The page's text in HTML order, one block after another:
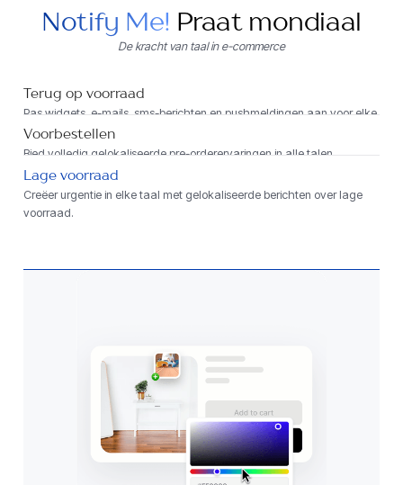
Notify Me! Praat mondiaal
De kracht van taal in e-commerce
Terug op voorraad
Pas widgets, e-mails, sms-berichten en pushmeldingen aan voor elke
taal die uw winkel ondersteunt.
Voorbestellen
Bied volledig gelokaliseerde pre-orderervaringen in alle talen.
Lage voorraad
Creëer urgentie in elke taal met gelokaliseerde berichten over lage
voorraad.